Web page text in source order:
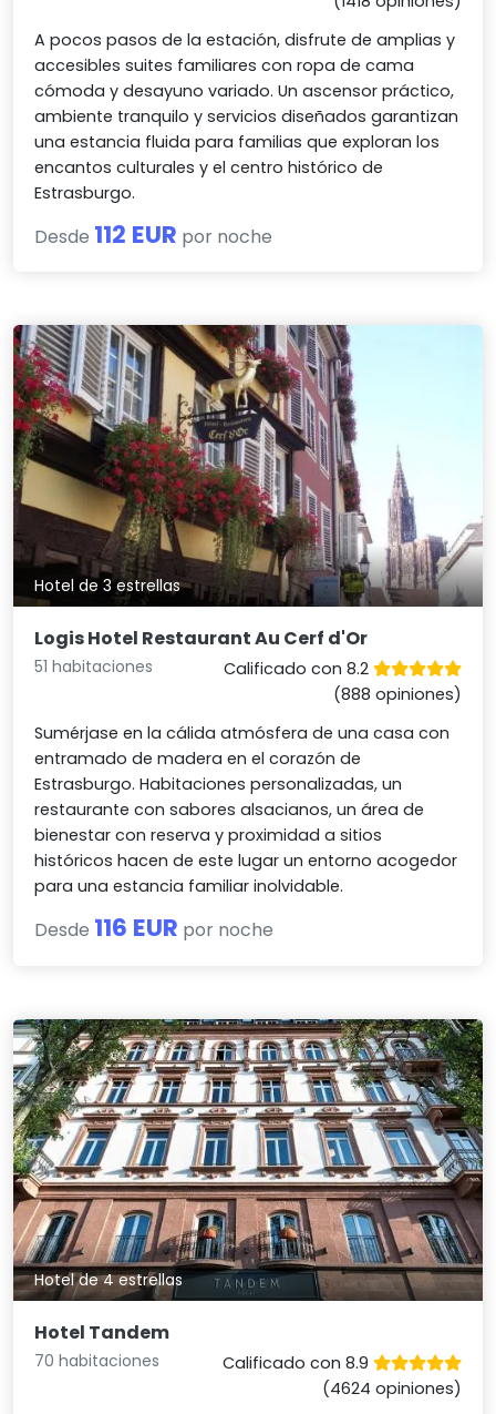
A pocos pasos de la estación, disfrute de amplias y
accesibles suites familiares con ropa de cama
cómoda y desayuno variado. Un ascensor práctico,
ambiente tranquilo y servicios diseñados garantizan
una estancia fluida para familias que exploran los
encantos culturales y el centro histórico de
Estrasburgo.
Desde 112 EUR por noche
Hotel de 3 estrellas
Logis Hotel Restaurant Au Cerf d'Or
51 habitaciones
Calificado con 8.2
(888 opiniones)
Sumérjase en la cálida atmósfera de una casa con
entramado de madera en el corazón de
Estrasburgo. Habitaciones personalizadas, un
restaurante con sabores alsacianos, un área de
bienestar con reserva y proximidad a sitios
históricos hacen de este lugar un entorno acogedor
para una estancia familiar inolvidable.
Desde 116 EUR por noche
Hotel de 4 estrellas
Hotel Tandem
70 habitaciones
Calificado con 8.9
(4624 opiniones)